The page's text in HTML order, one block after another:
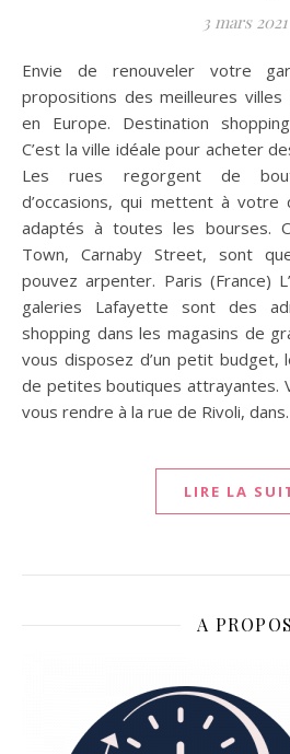
3 mars 2021
Envie de renouveler votre garde-robe ? Voici nos
propositions des meilleures
en Europe. Destination
C’est la ville idéale pour acheter
Les rues regorgent de
d’occasions, qui mettent à votre
adaptés à toutes les bourses.
Town, Carnaby Street, sont
pouvez arpenter. Paris (France)
galeries Lafayette sont des
shopping dans les magasins de
vous disposez d’un petit budget,
de petites boutiques attrayantes.
vous rendre à la rue de Rivoli,
LIRE LA
A PROPOS